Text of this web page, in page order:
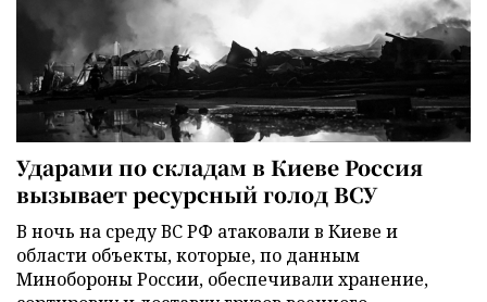
Ударами по складам в Киеве Россия
вызывает ресурсный голод ВСУ
В ночь на среду ВС РФ атаковали в Киеве и
области объекты, которые, по данным
Минобороны России, обеспечивали хранение,